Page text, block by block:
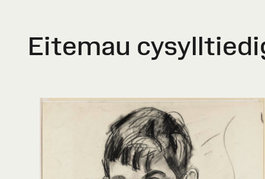
Eitemau